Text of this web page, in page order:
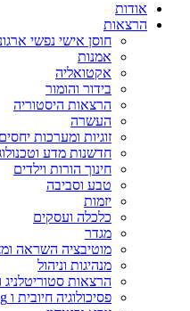
אודות
הרצאות
חוסן אישי נפשי
אמנות
אקטואליה
בידור והומור
הרצאות היסטוריה
העשרה
זוגיות ומערכות יחסים
חדשנות מדע
חינוך הורות וילדים
טבע וסביבה
יזמות
כלכלה ועסקים
מגדר
מוטיבציה השראה
מנהיגות וניהול
הרצאות
פסיכולוגיה חיובית ו Wellbeing